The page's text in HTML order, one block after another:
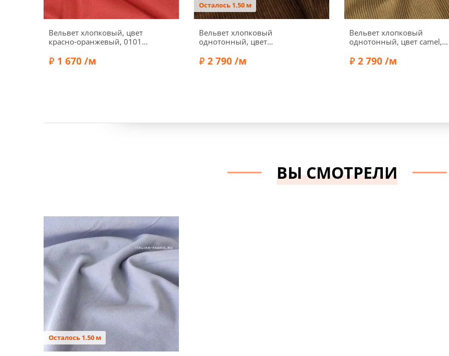
Вельвет хлопковый, цвет
красно-оранжевый, 01011-
1 670 /м
Состав:
Хлопок 100%
Осталось 1.50 м
Вельвет хлопковый
однотонный, цвет
2 790 /м
Вельвет хлопковый
однотонный, цвет camel,
2 790 /м
Состав:
Хлопок 100%
ВЫ СМОТРЕЛИ
Осталось 1.50 м